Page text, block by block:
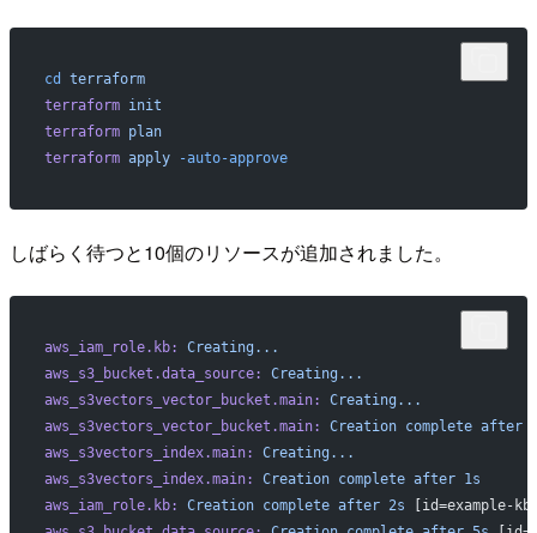
cd
terraform
terraform init
terraform plan
terraform apply -auto-approve
しばらく待つと10個のリソースが追加されました。
aws_iam_role.kb:
Creating...
aws_s3_bucket.data_source:
Creating...
aws_s3vectors_vector_bucket.main:
Creating...
aws_s3vectors_vector_bucket.main:
Creation complete after
aws_s3vectors_index.main:
Creating...
aws_s3vectors_index.main:
Creation complete after 1s
aws_iam_role.kb:
Creation complete after 2s [id=example-